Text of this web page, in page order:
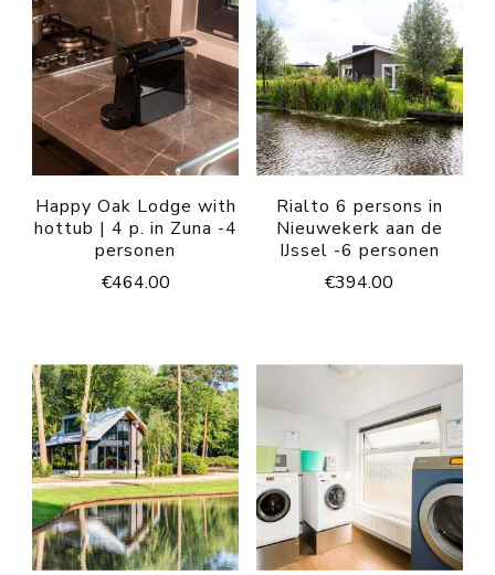
Happy Oak Lodge with
hottub | 4 p. in Zuna -4
personen
€464.00
Rialto 6 persons in
Nieuwekerk aan de
IJssel -6 personen
€394.00